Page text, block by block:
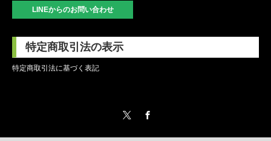
LINEからのお問い合わせ
特定商取引法の表示
特定商取引法に基づく表記